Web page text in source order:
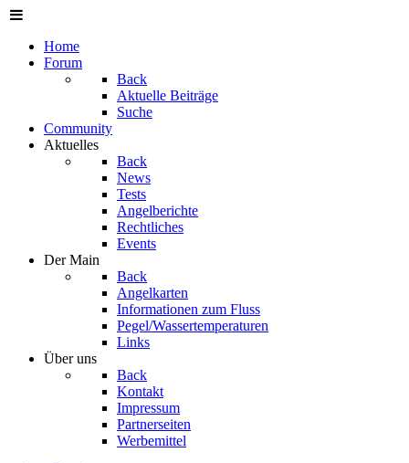
Home
Forum
Back
Aktuelle Beiträge
Suche
Community
Aktuelles
Back
News
Tests
Angelberichte
Rechtliches
Events
Der Main
Back
Angelkarten
Informationen zum Fluss
Pegel/Wassertemperaturen
Links
Über uns
Back
Kontakt
Impressum
Partnerseiten
Werbemittel